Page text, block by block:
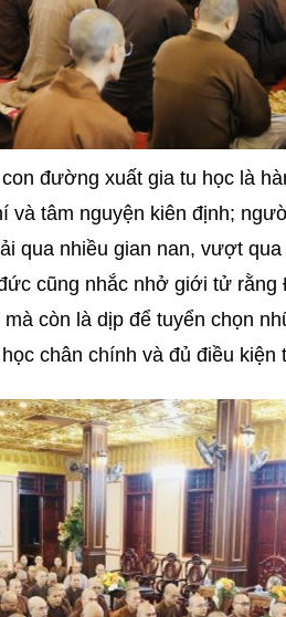
đường xuất gia tu học là
và tâm nguyện kiên định;
qua nhiều gian nan, vượt
cũng nhắc nhở giới tử
còn là dịp để tuyển chọn
chân chính và đủ điều kiện